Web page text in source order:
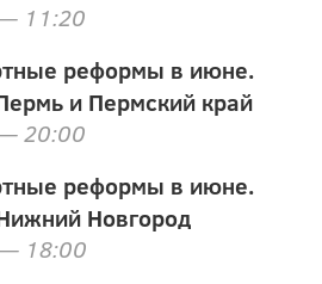
11:20
реформы в июне.
и Пермский край
20:00
реформы в июне.
Новгород
18:00